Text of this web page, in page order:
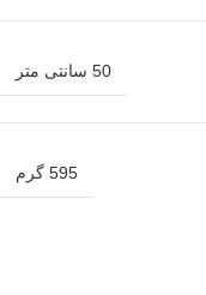
50 سانتی متر
595 گرم